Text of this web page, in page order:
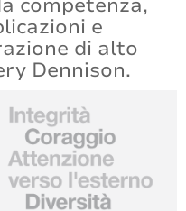
competenza,
e
di alto
Dennison.